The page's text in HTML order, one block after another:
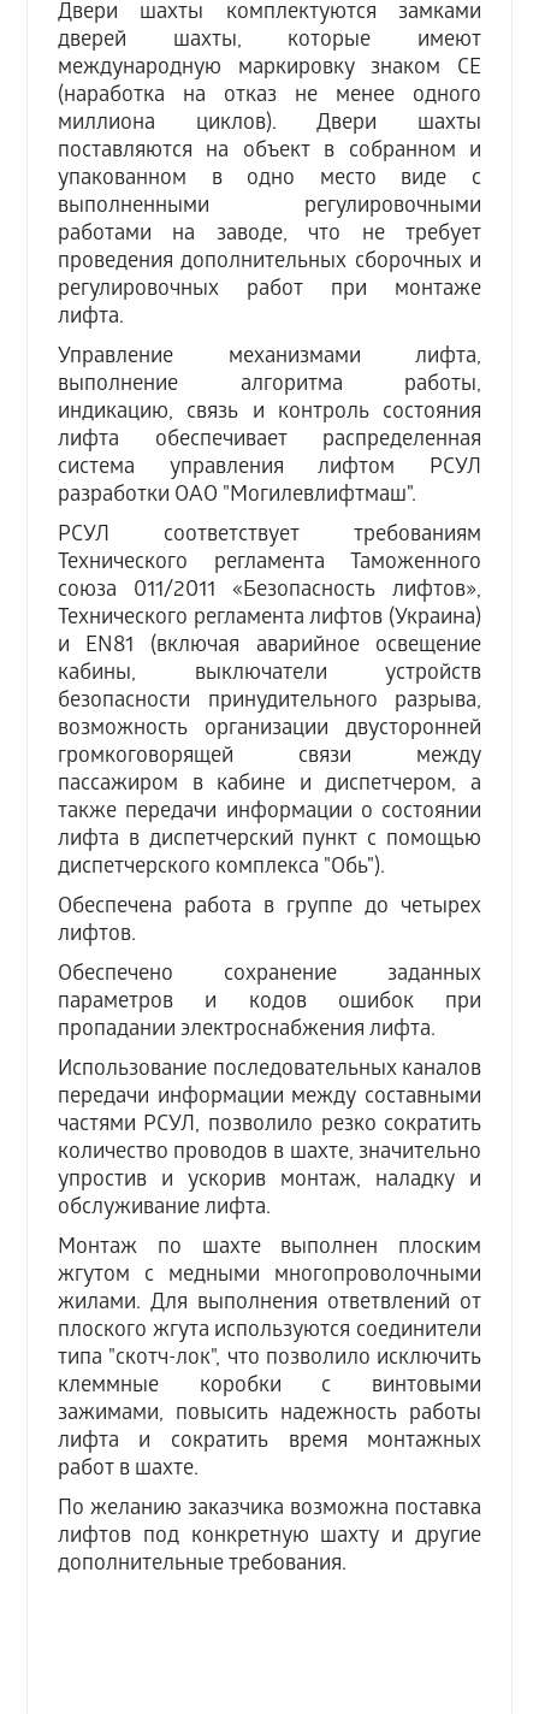
Двери шахты комплектуются замками
дверей шахты, которые имеют
международную маркировку знаком СЕ
(наработка на отказ не менее одного
миллиона циклов). Двери шахты
поставляются на объект в собранном и
упакованном в одно место виде с
выполненными регулировочными
работами на заводе, что не требует
проведения дополнительных сборочных и
регулировочных работ при монтаже
лифта.
Управление механизмами лифта,
выполнение алгоритма работы,
индикацию, связь и контроль состояния
лифта обеспечивает распределенная
система управления лифтом РСУЛ
разработки ОАО "Могилевлифтмаш".
РСУЛ соответствует требованиям
Технического регламента Таможенного
союза 011/2011 «Безопасность лифтов»,
Технического регламента лифтов (Украина)
и EN81 (включая аварийное освещение
кабины, выключатели устройств
безопасности принудительного разрыва,
возможность организации двусторонней
громкоговорящей связи между
пассажиром в кабине и диспетчером, а
также передачи информации о состоянии
лифта в диспетчерский пункт с помощью
диспетчерского комплекса "Обь").
Обеспечена работа в группе до четырех
лифтов.
Обеспечено сохранение заданных
параметров и кодов ошибок при
пропадании электроснабжения лифта.
Использование последовательных каналов
передачи информации между составными
частями РСУЛ, позволило резко сократить
количество проводов в шахте, значительно
упростив и ускорив монтаж, наладку и
обслуживание лифта.
Монтаж по шахте выполнен плоским
жгутом с медными многопроволочными
жилами. Для выполнения ответвлений от
плоского жгута используются соединители
типа "скотч-лок", что позволило исключить
клеммные коробки с винтовыми
зажимами, повысить надежность работы
лифта и сократить время монтажных
работ в шахте.
По желанию заказчика возможна поставка
лифтов под конкретную шахту и другие
дополнительные требования.